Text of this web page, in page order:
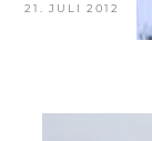
VERÖFFENTLICHT
21. JULI 2012